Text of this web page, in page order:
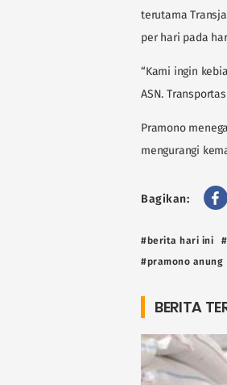
terutama
per hari pada
“Kami ingin
ASN.
Pramono
mengurangi
Bagikan:
#berita hari ini
#pramono anung
BERITA